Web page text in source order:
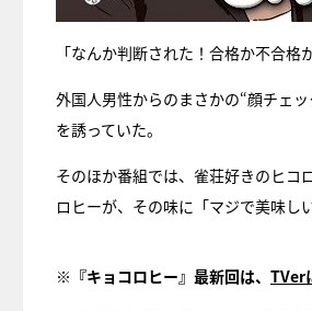
「なんか判断された！合格か不合
外国人男性からのまさかの“顔チェ
を誘っていた。
そのほか番組では、雀荘好きのヒコ
ロヒーが、その味に「マジで美味し
※『キョコロヒー』最新回は、 TVer